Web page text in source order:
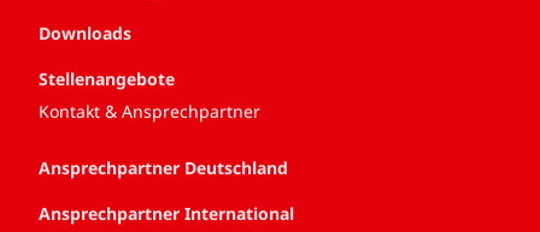
Downloads
Stellenangebote
Kontakt & Ansprechpartner
Ansprechpartner Deutschland
Ansprechpartner International